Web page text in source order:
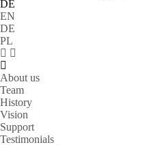
DE
EN
DE
PL
About us
Team
History
Vision
Support
Testimonials